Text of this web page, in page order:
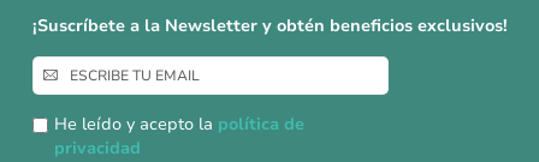
¡Suscríbete a la Newsletter y obtén beneficios exclusivos!
Inscríbase
a
nuestro
boletín
He leído y acepto la política de
privacidad